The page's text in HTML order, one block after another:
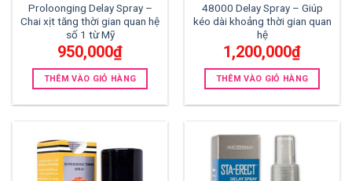
Proloonging Delay Spray –
Chai xịt tăng thời gian quan hệ
số 1 từ Mỹ
950,000₫
THÊM VÀO GIỎ HÀNG
48000 Delay Spray – Giúp
kéo dài khoảng thời gian quan
hệ
1,200,000₫
THÊM VÀO GIỎ HÀNG